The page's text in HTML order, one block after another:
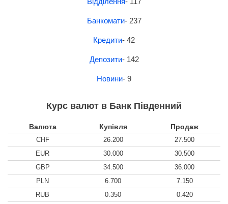
Банкомати- 237
Кредити- 42
Депозити- 142
Новини- 9
Курс валют в Банк Південний
Валюта Купівля Продаж
CHF 26.200
27.500
EUR
30.000
30.500
GBP
34.500
36.000
PLN
6.700
7.150
RUB
0.350
0.420